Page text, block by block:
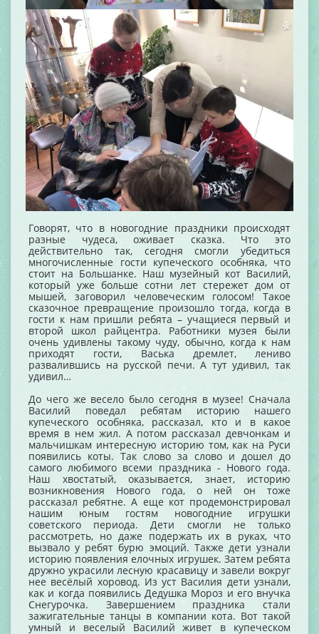
Говорят, что в новогодние праздники происходят
разные чудеса, оживает сказка. Что это
действительно так, сегодня смогли убедиться
многочисленные гости купеческого особняка, что
стоит на Большанке. Наш музейный кот Василий,
который уже больше сотни лет стережет дом от
мышей, заговорил человеческим голосом! Такое
сказочное превращение произошло тогда, когда в
гости к нам пришли ребята – учащиеся первый и
второй школ райцентра. Работники музея были
очень удивлены такому чуду, обычно, когда к нам
приходят гости, Васька дремлет, лениво
развалившись на русской печи. А тут удивил, так
удивил…
До чего же весело было сегодня в музее! Сначала
Василий поведал ребятам историю нашего
купеческого особняка, рассказал, кто и в какое
время в нем жил. А потом рассказал девчонкам и
мальчишкам интересную историю том, как на Руси
появились коты. Так слово за слово и дошел до
самого любимого всеми праздника - Нового года.
Наш хвостатый, оказывается, знает, историю
возникновения Нового года, о ней он тоже
рассказал ребятне. А еще кот продемонстрировал
нашим юным гостям новогодние игрушки
советского периода. Дети смогли не только
рассмотреть, но даже подержать их в руках, что
вызвало у ребят бурю эмоций. Также дети узнали
историю появления елочных игрушек. Затем ребята
дружно украсили лесную красавицу и завели вокруг
нее весёлый хоровод. Из уст Василия дети узнали,
как и когда появились Дедушка Мороз и его внучка
Снегурочка. Завершением праздника стали
зажигательные танцы в компании кота. Вот такой
умный и веселый Василий живет в купеческом